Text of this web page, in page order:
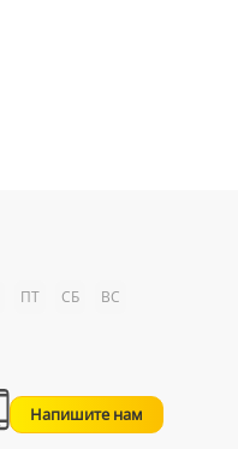
ПТ СБ ВС
Напишите нам